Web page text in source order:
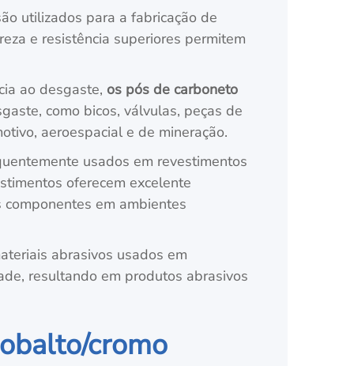
utilizados para a fabricação de
e resistência superiores permitem
ao desgaste, os pós de carboneto
como bicos, válvulas, peças de
aeroespacial e de mineração.
usados em revestimentos
oferecem excelente
em ambientes
abrasivos usados em
resultando em produtos abrasivos
cromo